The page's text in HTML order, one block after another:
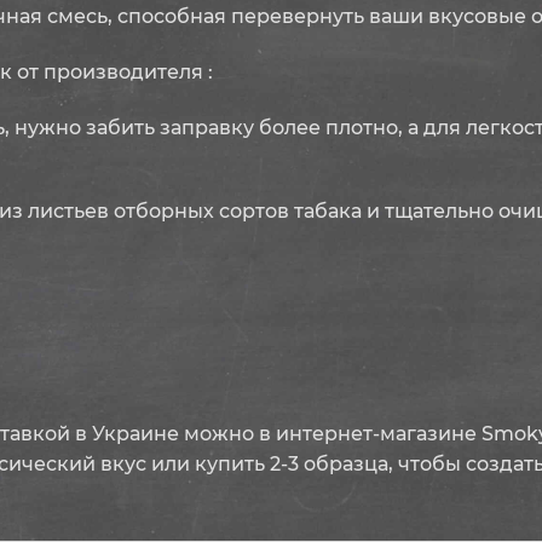
смесь, способная перевернуть ваши
от производителя :
забить заправку более плотно, а для
листьев отборных сортов табака и тщательно
в Украине можно в интернет-магазине
вкус или купить 2-3 образца, чтобы